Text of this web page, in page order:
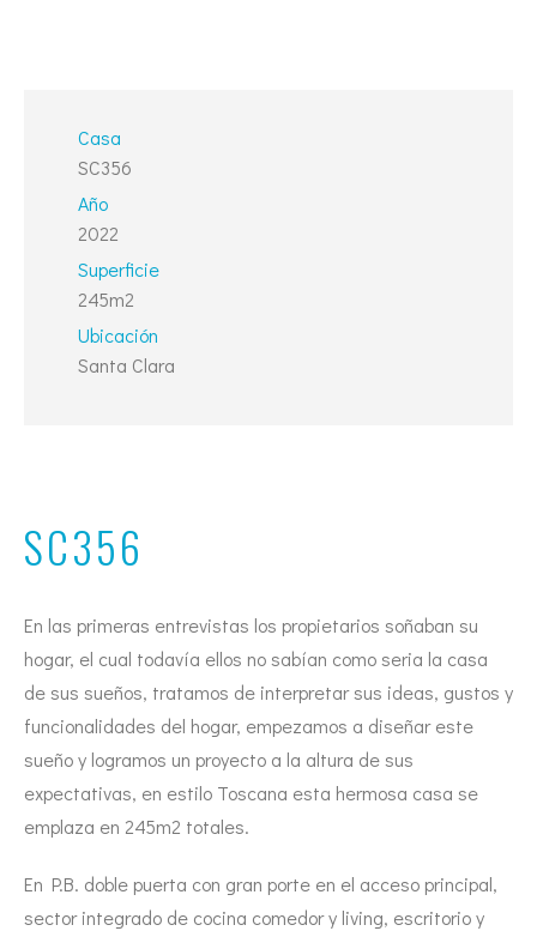
Casa
SC356
Año
2022
Superficie
245m2
Ubicación
Santa Clara
SC356
En las primeras entrevistas los propietarios soñaban su
hogar, el cual todavía ellos no sabían como seria la casa
de sus sueños, tratamos de interpretar sus ideas, gustos y
funcionalidades del hogar, empezamos a diseñar este
sueño y logramos un proyecto a la altura de sus
expectativas, en estilo Toscana esta hermosa casa se
emplaza en 245m2 totales.
En P.B. doble puerta con gran porte en el acceso principal,
sector integrado de cocina comedor y living, escritorio y